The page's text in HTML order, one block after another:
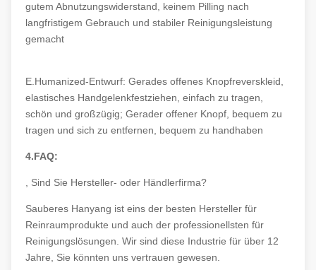
gutem Abnutzungswiderstand, keinem Pilling nach
langfristigem Gebrauch und stabiler Reinigungsleistung
gemacht
E.Humanized-Entwurf: Gerades offenes Knopfreverskleid,
elastisches Handgelenkfestziehen, einfach zu tragen,
schön und großzügig; Gerader offener Knopf, bequem zu
tragen und sich zu entfernen, bequem zu handhaben
4.FAQ:
, Sind Sie Hersteller- oder Händlerfirma?
Sauberes Hanyang ist eins der besten Hersteller für
Reinraumprodukte und auch der professionellsten für
Reinigungslösungen. Wir sind diese Industrie für über 12
Jahre, Sie könnten uns vertrauen gewesen.